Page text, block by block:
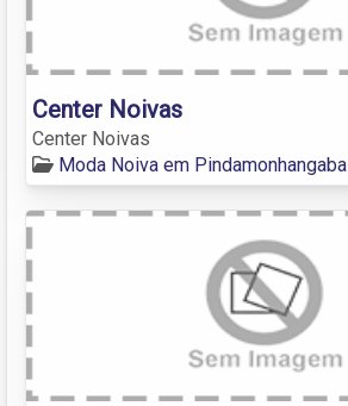
Center Noivas
Center Noivas
Moda Noiva em Pindamonhangaba